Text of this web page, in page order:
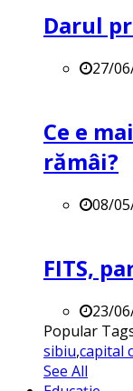
Darul
27/
Ce e
rămâi?
08/
FITS,
23/
Popular
sibiu,capital
See All